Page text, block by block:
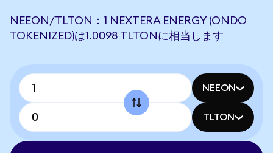
NEEON/TLTON：1 NEXTERA ENERGY (ONDO
TOKENIZED)は1.0098 TLTONに相当します
NEEON
TLTON